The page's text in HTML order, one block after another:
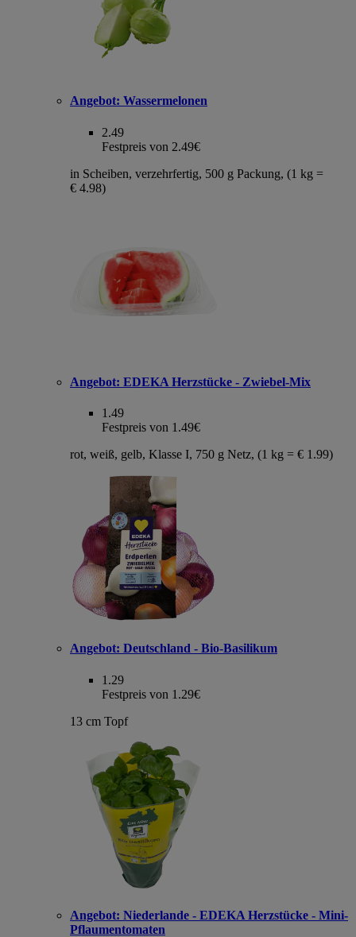
Angebot: Wassermelonen
2.49
Festpreis von 2.49€
in Scheiben, verzehrfertig, 500 g Packung, (1 kg =
€ 4.98)
Angebot: EDEKA Herzstücke - Zwiebel-Mix
1.49
Festpreis von 1.49€
rot, weiß, gelb, Klasse I, 750 g Netz, (1 kg = € 1.99)
Angebot: Deutschland - Bio-Basilikum
1.29
Festpreis von 1.29€
13 cm Topf
Angebot: Niederlande - EDEKA Herzstücke - Mini-
Pflaumentomaten